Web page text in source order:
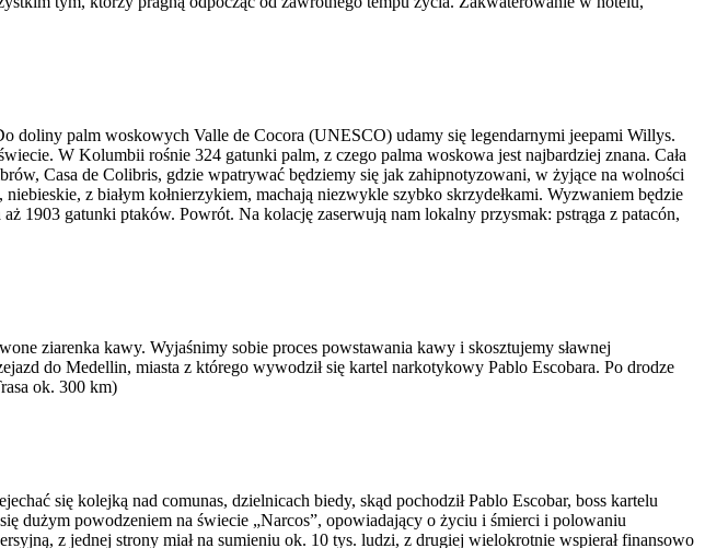
doliny palm woskowych Valle de Cocora (UNESCO) udamy się legendarnymi jeepami Willys.
W Kolumbii rośnie 324 gatunki palm, z czego palma woskowa jest najbardziej znana. Cała
Casa de Colibris, gdzie wpatrywać będziemy się jak zahipnotyzowani, w żyjące na wolności
z białym kołnierzykiem, machają niezwykle szybko skrzydełkami. Wyzwaniem będzie
1903 gatunki ptaków. Powrót. Na kolację zaserwują nam lokalny przysmak: pstrąga z patacón,
ziarenka kawy. Wyjaśnimy sobie proces powstawania kawy i skosztujemy sławnej
do Medellin, miasta z którego wywodził się kartel narkotykowy Pablo Escobara. Po drodze
ok. 300 km)
się kolejką nad comunas, dzielnicach biedy, skąd pochodził Pablo Escobar, boss kartelu
dużym powodzeniem na świecie „Narcos”, opowiadający o życiu i śmierci i polowaniu
z jednej strony miał na sumieniu ok. 10 tys. ludzi, z drugiej wielokrotnie wspierał finansowo